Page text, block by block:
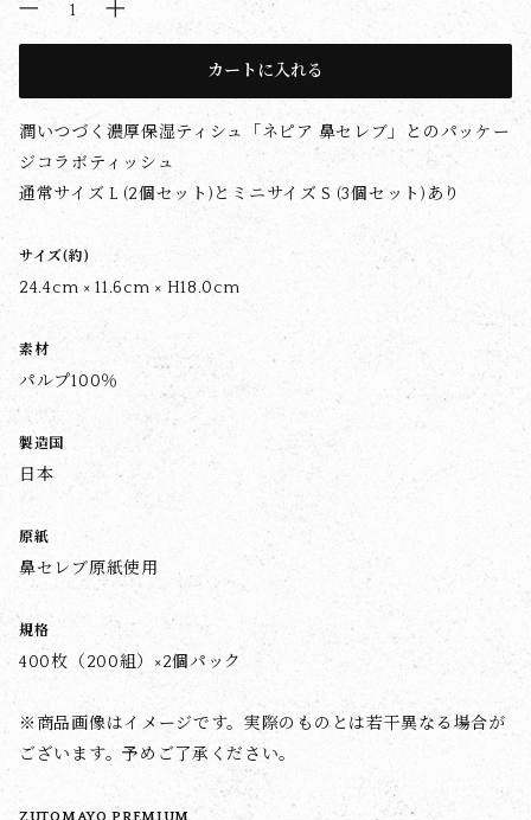
カートに入れる
潤いつづく濃厚保湿ティシュ「ネピア 鼻セレブ」とのパッケー
ジコラボティッシュ
通常サイズ L (2個セット)とミニサイズ S (3個セット)あり
サイズ(約)
24.4cm × 11.6cm × H18.0cm
素材
パルプ100％
製造国
日本
原紙
鼻セレブ原紙使用
規格
400枚（200組）×2個パック
※商品画像はイメージです。実際のものとは若干異なる場合が
ございます。予めご了承ください。